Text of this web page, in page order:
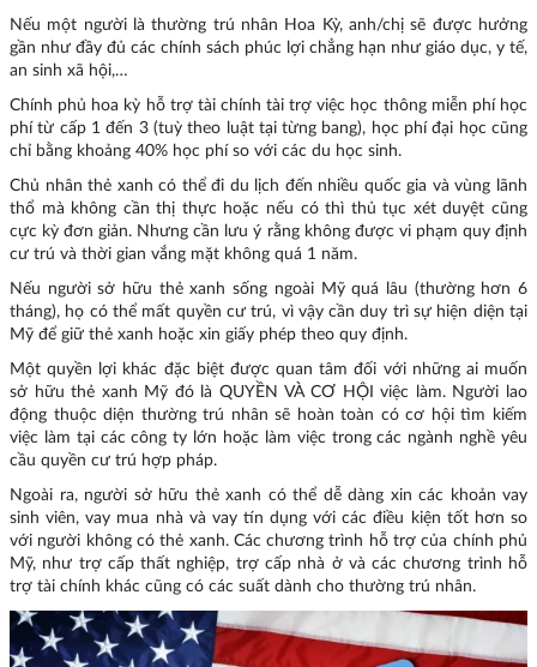
Nếu một người là thường trú nhân Hoa Kỳ, anh/chị sẽ được hưởng
gần như đầy đủ các chính sách phúc lợi chẳng hạn như giáo dục, y tế,
an sinh xã hội,…
Chính phủ hoa kỳ hỗ trợ tài chính tài trợ việc học thông miễn phí học
phí từ cấp 1 đến 3 (tuỳ theo luật tại từng bang), học phí đại học cũng
chỉ bằng khoảng 40% học phí so với các du học sinh.
Chủ nhân thẻ xanh có thể đi du lịch đến nhiều quốc gia và vùng lãnh
thổ mà không cần thị thực hoặc nếu có thì thủ tục xét duyệt cũng
cực kỳ đơn giản. Nhưng cần lưu ý rằng không được vi phạm quy định
cư trú và thời gian vắng mặt không quá 1 năm.
Nếu người sở hữu thẻ xanh sống ngoài Mỹ quá lâu (thường hơn 6
tháng), họ có thể mất quyền cư trú, vì vậy cần duy trì sự hiện diện tại
Mỹ để giữ thẻ xanh hoặc xin giấy phép theo quy định.
Một quyền lợi khác đặc biệt được quan tâm đối với những ai muốn
sở hữu thẻ xanh Mỹ đó là QUYỀN VÀ CƠ HỘI việc làm. Người lao
động thuộc diện thường trú nhân sẽ hoàn toàn có cơ hội tìm kiếm
việc làm tại các công ty lớn hoặc làm việc trong các ngành nghề yêu
cầu quyền cư trú hợp pháp.
Ngoài ra, người sở hữu thẻ xanh có thể dễ dàng xin các khoản vay
sinh viên, vay mua nhà và vay tín dụng với các điều kiện tốt hơn so
với người không có thẻ xanh. Các chương trình hỗ trợ của chính phủ
Mỹ, như trợ cấp thất nghiệp, trợ cấp nhà ở và các chương trình hỗ
trợ tài chính khác cũng có các suất dành cho thường trú nhân.